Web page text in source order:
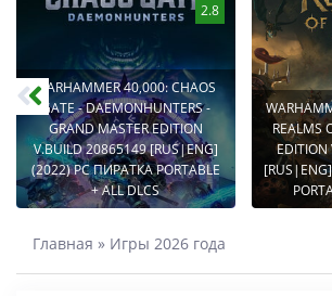
2.8
WARHAMMER 40,000: CHAOS
GATE - DAEMONHUNTERS -
GRAND MASTER EDITION
V.BUILD 20865149 [RUS|ENG]
(2022) PC ПИРАТКА PORTABLE
+ ALL DLCS
REALMS
Главная » Игры 2026 года